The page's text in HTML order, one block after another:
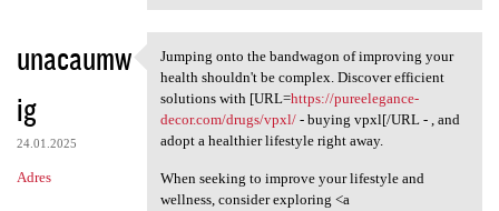
unacaumw
ig
24.01.2025
Adres
Jumping onto the bandwagon of
Jumping onto the bandwagon of improving your
health shouldn't be complex. Discover efficient
solutions with [URL=https://pureelegance-
decor.com/drugs/vpxl/- buying vpxl[/URL - , and
adopt a healthier lifestyle right away.
When seeking to improve your lifestyle and
wellness, consider exploring <a